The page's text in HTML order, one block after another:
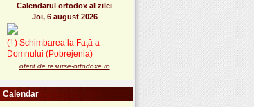
Calendarul ortodox al zilei
Joi, 6 august 2026
(†) Schimbarea la Față a
Domnului (Pobrejenia)
oferit de resurse-ortodoxe.ro
Calendar